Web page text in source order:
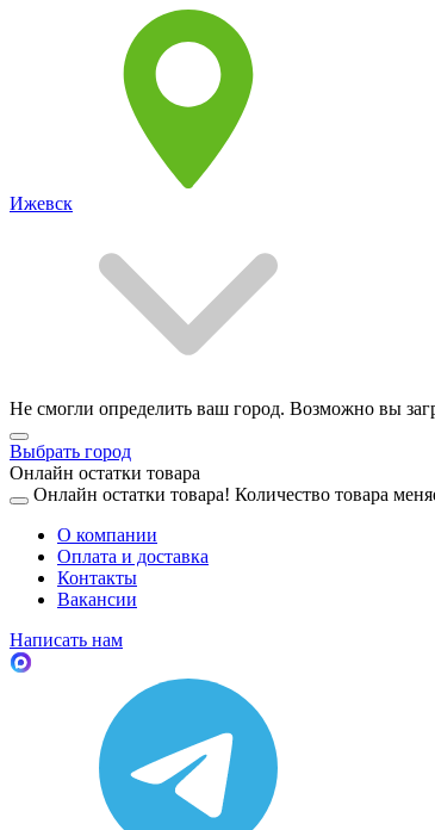
Ижевск
Не смогли определить ваш город. Возможно вы
Выбрать город
Онлайн остатки товара
Онлайн остатки товара! Количество товара
О компании
Оплата и доставка
Контакты
Вакансии
Написать нам